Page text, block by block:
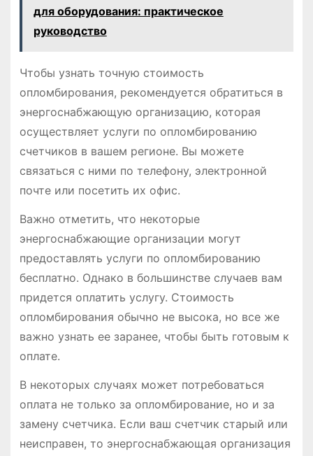
для оборудования: практическое
руководство
Чтобы узнать точную стоимость
опломбирования, рекомендуется обратиться в
энергоснабжающую организацию, которая
осуществляет услуги по опломбированию
счетчиков в вашем регионе. Вы можете
связаться с ними по телефону, электронной
почте или посетить их офис.
Важно отметить, что некоторые
энергоснабжающие организации могут
предоставлять услуги по опломбированию
бесплатно. Однако в большинстве случаев вам
придется оплатить услугу. Стоимость
опломбирования обычно не высока, но все же
важно узнать ее заранее, чтобы быть готовым к
оплате.
В некоторых случаях может потребоваться
оплата не только за опломбирование, но и за
замену счетчика. Если ваш счетчик старый или
неисправен, то энергоснабжающая организация